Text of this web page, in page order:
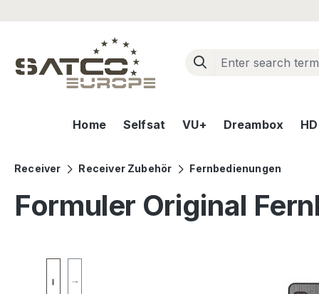
Home Selfsat VU+ Dreambox
Receiver Receiver Zubehör Fernbedienungen
Formuler Original